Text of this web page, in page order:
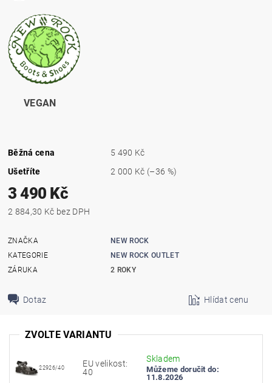
VEGAN
Běžná cena
5 490 Kč
Ušetříte
2 000 Kč (–36 %)
3 490 Kč
2 884,30 Kč bez DPH
ZNAČKA
NEW ROCK
KATEGORIE
NEW ROCK OUTLET
ZÁRUKA
2 ROKY
Dotaz Hlídat cenu
ZVOLTE VARIANTU
22926/40
EU velikost:
40
Skladem
Můžeme doručit do:
11.8.2026